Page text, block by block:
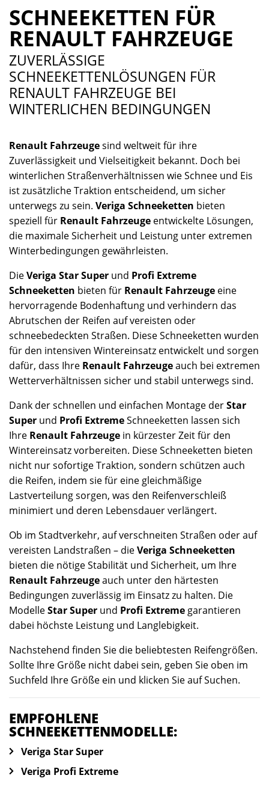
SCHNEEKETTEN FÜR
RENAULT FAHRZEUGE
ZUVERLÄSSIGE
SCHNEEKETTENLÖSUNGEN FÜR
RENAULT FAHRZEUGE BEI
WINTERLICHEN BEDINGUNGEN
Renault Fahrzeugesind weltweit für ihre
Zuverlässigkeit und Vielseitigkeit bekannt. Doch bei
winterlichen Straßenverhältnissen wie Schnee und Eis
ist zusätzliche Traktion entscheidend, um sicher
unterwegs zu sein. Veriga Schneeketten bieten
speziell für Renault Fahrzeuge entwickelte Lösungen,
die maximale Sicherheit und Leistung unter extremen
Winterbedingungen gewährleisten.
DieVeriga Star Super und Profi Extreme
Schneeketten bieten für Renault Fahrzeuge eine
hervorragende Bodenhaftung und verhindern das
Abrutschen der Reifen auf vereisten oder
schneebedeckten Straßen. Diese Schneeketten wurden
für den intensiven Wintereinsatz entwickelt und sorgen
dafür, dass Ihre Renault Fahrzeugeauch bei extremen
Wetterverhältnissen sicher und stabil unterwegs sind.
Dank der schnellen und einfachen Montage derStar
Super und Profi ExtremeSchneeketten lassen sich
Ihre Renault Fahrzeuge in kürzester Zeit für den
Wintereinsatz vorbereiten. Diese Schneeketten bieten
nicht nur sofortige Traktion, sondern schützen auch
die Reifen, indem sie für eine gleichmäßige
Lastverteilung sorgen, was den Reifenverschleiß
minimiert und deren Lebensdauer verlängert.
Ob im Stadtverkehr, auf verschneiten Straßen oder auf
vereisten Landstraßen – dieVeriga Schneeketten
bieten die nötige Stabilität und Sicherheit, um Ihre
Renault Fahrzeugeauch unter den härtesten
Bedingungen zuverlässig im Einsatz zu halten. Die
ModelleStar Super und Profi Extreme garantieren
dabei höchste Leistung und Langlebigkeit.
Nachstehend finden Sie die beliebtesten Reifengrößen.
Sollte Ihre Größe nicht dabei sein, geben Sie oben im
Suchfeld Ihre Größe ein und klicken Sie auf Suchen.
EMPFOHLENE
SCHNEEKETTENMODELLE:
Veriga Star Super
Veriga Profi Extreme